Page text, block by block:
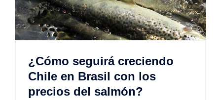
¿Cómo seguirá creciendo
Chile en Brasil con los
precios del salmón?